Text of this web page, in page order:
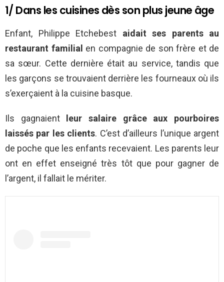
1/ Dans les cuisines dès son plus jeune âge
Enfant, Philippe Etchebest aidait ses parents au
restaurant familial en compagnie de son frère et de
sa sœur. Cette dernière était au service, tandis que
les garçons se trouvaient derrière les fourneaux où ils
s’exerçaient à la cuisine basque.
Ils gagnaient leur salaire grâce aux pourboires
laissés par les clients. C’est d’ailleurs l’unique argent
de poche que les enfants recevaient. Les parents leur
ont en effet enseigné très tôt que pour gagner de
l’argent, il fallait le mériter.